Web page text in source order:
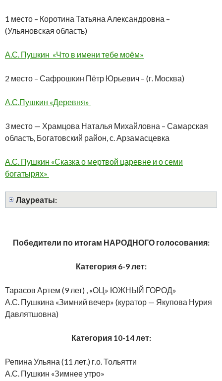
1 место – Коротина Татьяна Александровна –
(Ульяновская область)
А.С. Пушкин «Что в имени тебе моём»
2 место – Сафрошкин Пётр Юрьевич – (г. Москва)
А.С.Пушкин «Деревня»
3 место — Храмцова Наталья Михайловна – Самарская
область, Богатовский район, с. Арзамасцевка
А.С. Пушкин «Сказка о мертвой царевне и о семи
богатырях»
Лауреаты:
Победители по итогам НАРОДНОГО голосования:
Категория 6-9 лет:
Тарасов Артем (9 лет) , «ОЦ» ЮЖНЫЙ ГОРОД»
А.С. Пушкина «Зимний вечер» (куратор — Якупова Нурия
Давлятшовна)
Категория 10-14 лет:
Репина Ульяна (11 лет.) г.о. Тольятти
А.С. Пушкин «Зимнее утро»